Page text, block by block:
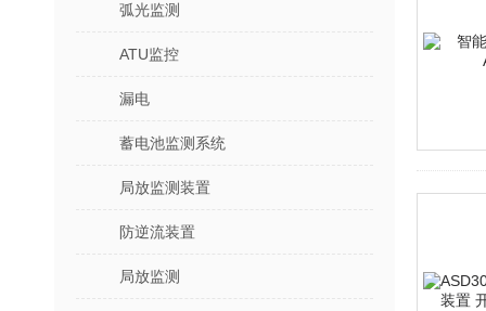
弧光监测
ATU监控
漏电
蓄电池监测系统
局放监测装置
防逆流装置
局放监测